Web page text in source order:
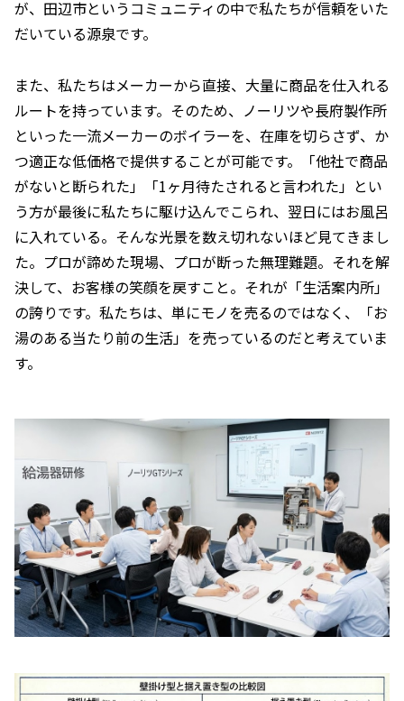
が、田辺市というコミュニティの中で私たちが信頼をいた
だいている源泉です。
また、私たちはメーカーから直接、大量に商品を仕入れる
ルートを持っています。そのため、ノーリツや長府製作所
といった一流メーカーのボイラーを、在庫を切らさず、か
つ適正な低価格で提供することが可能です。「他社で商品
がないと断られた」「1ヶ月待たされると言われた」とい
う方が最後に私たちに駆け込んでこられ、翌日にはお風呂
に入れている。そんな光景を数え切れないほど見てきまし
た。プロが諦めた現場、プロが断った無理難題。それを解
決して、お客様の笑顔を戻すこと。それが「生活案内所」
の誇りです。私たちは、単にモノを売るのではなく、「お
湯のある当たり前の生活」を売っているのだと考えていま
す。